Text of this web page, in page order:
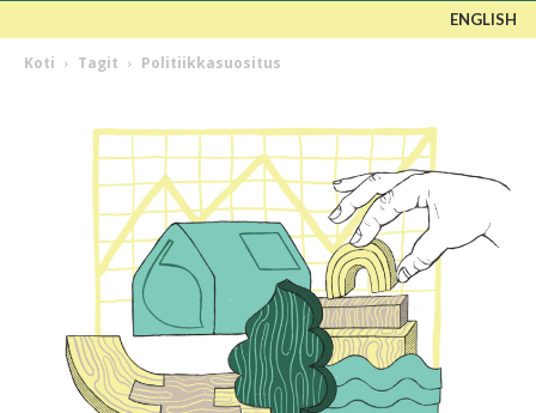
ENGLISH
Koti Tagit Politiikkasuositus